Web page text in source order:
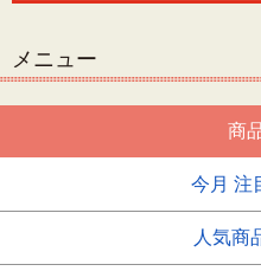
メニュー
商
今月 注
人気商